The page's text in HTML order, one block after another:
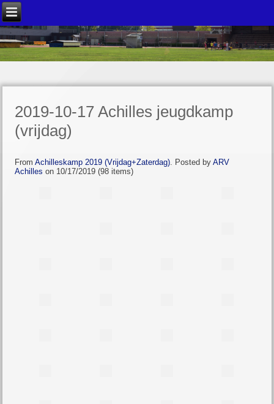
2019-10-17 Achilles jeugdkamp
(vrijdag)
FromAchilleskamp 2019 (Vrijdag+Zaterdag). Posted byARV
Achilles on 10/17/2019 (98 items)